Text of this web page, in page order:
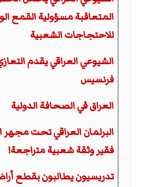
المتعاقبة مسؤولية القمع
للاحتجاجات الشعبية
الشيوعي العراقي يقدم التعازي
فرنسيس
العراق في الصحافة الدولية
البرلمان العراقي تحت مجهر
فقير وثقة شعبية متراجعة!
تدريسيون يطالبون بقطع